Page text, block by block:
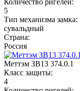
5
Тип механизма замка:
сувальдный
Страна:
Россия
Меттэм ЗВ13 374.0.1
Класс защиты:
4